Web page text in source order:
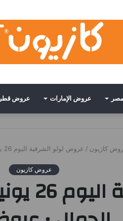
عروض الإمارات عروض قطر
كازيون / عروض لولو الشرقية اليوم 26 يونيو حتى 5 يوليو 2025 عالم الجمال • عروض نت
عروض كازيون